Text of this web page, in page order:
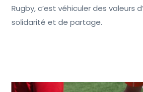
Rugby, c’est véhiculer des valeurs
solidarité et de partage.